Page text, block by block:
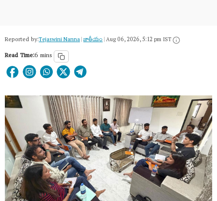
Reported by:Tejaswini Nanna|జాతీయం|Aug 06, 2026, 5:12 pm IST
Read Time:6 mins